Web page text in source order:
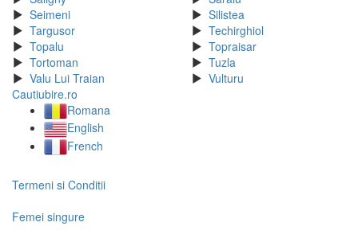
Seimeni
Silistea
Targusor
Techirghiol
Topalu
Topraisar
Tortoman
Tuzla
Valu Lui Traian
Vulturu
Cautiubire.ro
Romana
English
French
Termeni si Conditii
Femei singure